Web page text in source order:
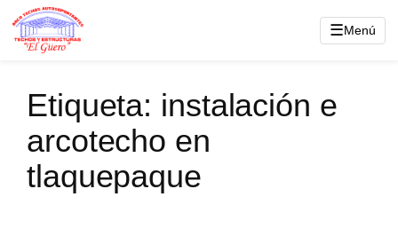
Saltar
☰Menú
Etiqueta: instalación e
arcotecho en
tlaquepaque